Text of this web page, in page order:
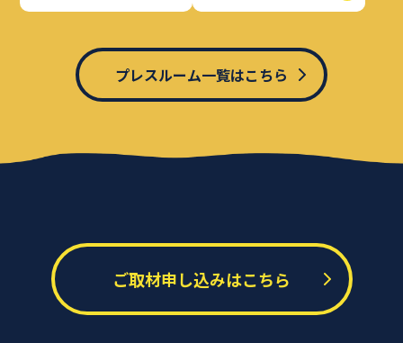
プレスルーム一覧はこちら
ご取材申し込みはこちら